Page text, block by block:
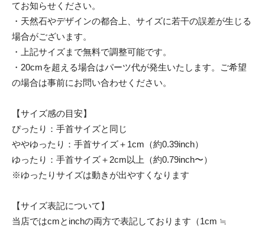
てお知らせください。
・天然石やデザインの都合上、サイズに若干の誤差が生じる
場合がございます。
・上記サイズまで無料で調整可能です。
・20cmを超える場合はパーツ代が発生いたします。ご希望
の場合は事前にお問い合わせください。
【サイズ感の目安】
ぴったり：手首サイズと同じ
ややゆったり：手首サイズ＋1cm（約0.39inch）
ゆったり：手首サイズ＋2cm以上（約0.79inch〜）
※ゆったりサイズは動きが出やすくなります
【サイズ表記について】
当店ではcmとinchの両方で表記しております（1cm ≒